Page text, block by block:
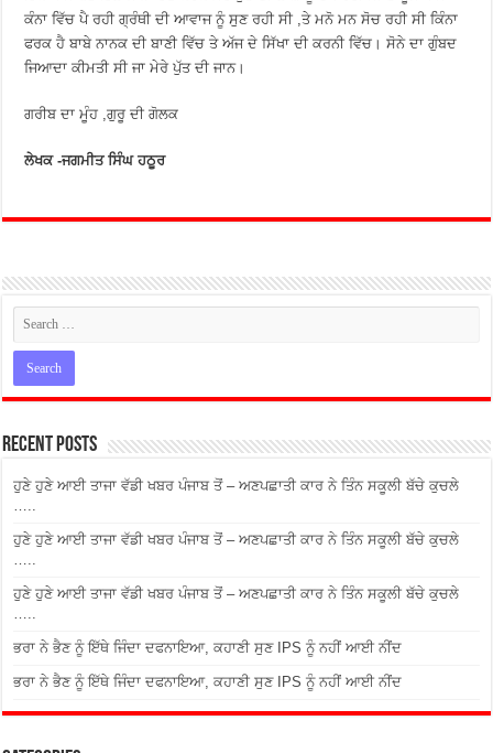
ਕੰਨਾ ਵਿੱਚ ਪੈ ਰਹੀ ਗ੍ਰੰਥੀ ਦੀ ਆਵਾਜ ਨੂੰ ਸੁਣ ਰਹੀ ਸੀ ,ਤੇ ਮਨੋ ਮਨ ਸੋਚ ਰਹੀ ਸੀ ਕਿੰਨਾ
ਫਰਕ ਹੈ ਬਾਬੇ ਨਾਨਕ ਦੀ ਬਾਣੀ ਵਿੱਚ ਤੇ ਅੱਜ ਦੇ ਸਿੱਖਾ ਦੀ ਕਰਨੀ ਵਿੱਚ। ਸੋਨੇ ਦਾ ਗੁੰਬਦ
ਜਿਆਦਾ ਕੀਮਤੀ ਸੀ ਜਾ ਮੇਰੇ ਪੁੱਤ ਦੀ ਜਾਨ।
ਗਰੀਬ ਦਾ ਮੂੰਹ ,ਗੁਰੂ ਦੀ ਗੋਲਕ
ਲੇਖਕ -ਜਗਮੀਤ ਸਿੰਘ ਹਠੂਰ
Recent Posts
ਹੁਣੇ ਹੁਣੇ ਆਈ ਤਾਜਾ ਵੱਡੀ ਖਬਰ ਪੰਜਾਬ ਤੋਂ – ਅਣਪਛਾਤੀ ਕਾਰ ਨੇ ਤਿੰਨ ਸਕੂਲੀ ਬੱਚੇ ਕੁਚਲੇ
…..
ਹੁਣੇ ਹੁਣੇ ਆਈ ਤਾਜਾ ਵੱਡੀ ਖਬਰ ਪੰਜਾਬ ਤੋਂ – ਅਣਪਛਾਤੀ ਕਾਰ ਨੇ ਤਿੰਨ ਸਕੂਲੀ ਬੱਚੇ ਕੁਚਲੇ
…..
ਹੁਣੇ ਹੁਣੇ ਆਈ ਤਾਜਾ ਵੱਡੀ ਖਬਰ ਪੰਜਾਬ ਤੋਂ – ਅਣਪਛਾਤੀ ਕਾਰ ਨੇ ਤਿੰਨ ਸਕੂਲੀ ਬੱਚੇ ਕੁਚਲੇ
…..
ਭਰਾ ਨੇ ਭੈਣ ਨੂੰ ਇੱਥੇ ਜਿੰਦਾ ਦਫਨਾਇਆ, ਕਹਾਣੀ ਸੁਣ IPS ਨੂੰ ਨਹੀਂ ਆਈ ਨੀਂਦ
ਭਰਾ ਨੇ ਭੈਣ ਨੂੰ ਇੱਥੇ ਜਿੰਦਾ ਦਫਨਾਇਆ, ਕਹਾਣੀ ਸੁਣ IPS ਨੂੰ ਨਹੀਂ ਆਈ ਨੀਂਦ